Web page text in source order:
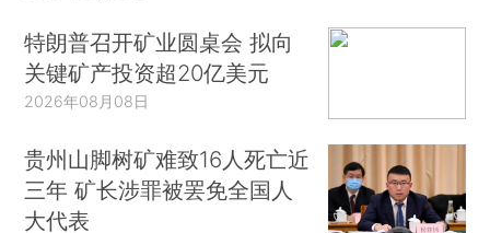
特朗普召开矿业圆桌会 拟向
关键矿产投资超20亿美元
2026年08月08日
贵州山脚树矿难致16人死亡近
三年 矿长涉罪被罢免全国人
大代表